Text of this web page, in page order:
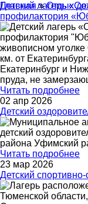
Главная»Отдых
Детский лагерь
профилактория
Детский лагерь
профилактория
живописном уголке
км. от
Екатеринбург и
пруда, не
Читать подробнее
02 апр 2026
Детский
Муниципальное
детский
района Уфимский
Читать подробнее
23 мар 2026
Детский
Лагерь
Тюменской